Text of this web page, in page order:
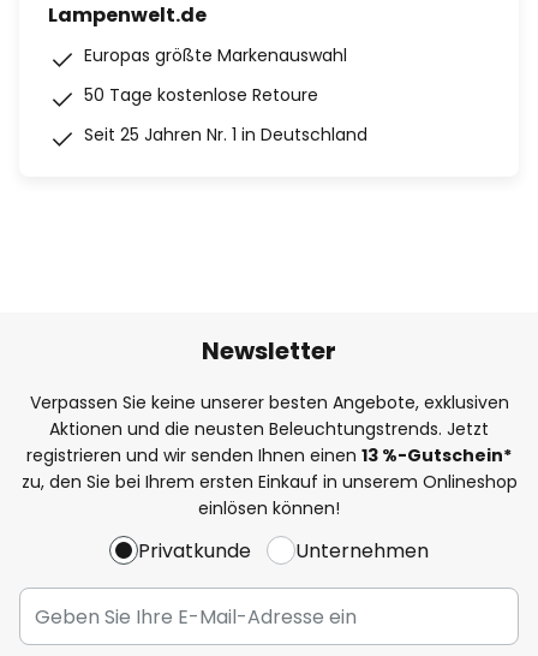
Lampenwelt.de
Europas größte Markenauswahl
50 Tage kostenlose Retoure
Seit 25 Jahren Nr. 1 in Deutschland
Newsletter
Verpassen Sie keine unserer besten Angebote, exklusiven
Aktionen und die neusten Beleuchtungstrends. Jetzt
registrieren und wir senden Ihnen einen 13 %-Gutschein*
zu, den Sie bei Ihrem ersten Einkauf in unserem Onlineshop
einlösen können!
Privatkunde Unternehmen